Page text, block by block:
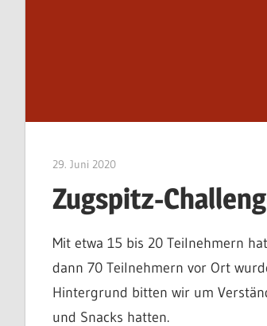
29. Juni 2020
Zugspitz-
Mit etwa 15 bis 20 Teilnehmern
dann 70 Teilnehmern vor Ort
Hintergrund bitten wir um
und Snacks hatten.